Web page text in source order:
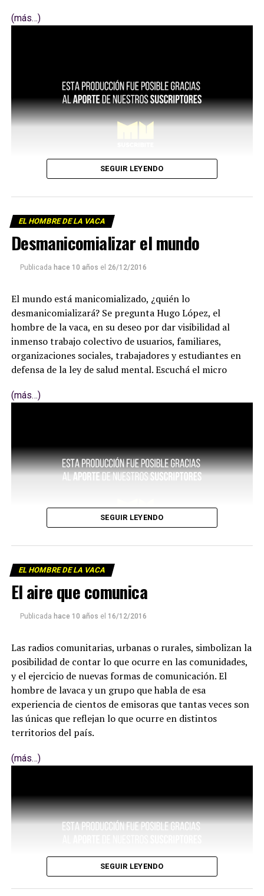
(más…)
SEGUIR LEYENDO
EL HOMBRE DE LA VACA
Desmanicomializar el mundo
Publicada hace 10 años el 26/12/2016
El mundo está manicomializado, ¿quién lo
desmanicomializará? Se pregunta Hugo López, el
hombre de la vaca, en su deseo por dar visibilidad al
inmenso trabajo colectivo de usuarios, familiares,
organizaciones sociales, trabajadores y estudiantes en
defensa de la ley de salud mental. Escuchá el micro
(más…)
SEGUIR LEYENDO
EL HOMBRE DE LA VACA
El aire que comunica
Publicada hace 10 años el 16/12/2016
Las radios comunitarias, urbanas o rurales, simbolizan la
posibilidad de contar lo que ocurre en las comunidades,
y el ejercicio de nuevas formas de comunicación. El
hombre de lavaca y un grupo que habla de esa
experiencia de cientos de emisoras que tantas veces son
las únicas que reflejan lo que ocurre en distintos
territorios del país.
(más…)
SEGUIR LEYENDO